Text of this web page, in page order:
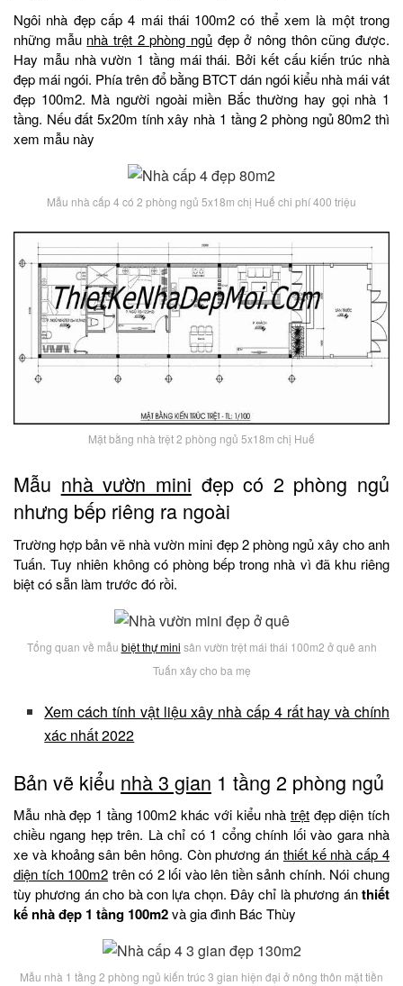
Ngôi nhà đẹp cấp 4 mái thái 100m2 có thể xem là một trong
những mẫu nhà trệt 2 phòng ngủ đẹp ở nông thôn cũng được.
Hay mẫu nhà vườn 1 tầng mái thái. Bởi kết cấu kiến trúc nhà
đẹp mái ngói. Phía trên đổ bằng BTCT dán ngói kiểu nhà mái vát
đẹp 100m2. Mà người ngoài miền Bắc thường hay gọi nhà 1
tầng. Nếu đất 5x20m tính xây nhà 1 tầng 2 phòng ngủ 80m2 thì
xem mẫu này
Mẫu nhà cấp 4 có 2 phòng ngủ 5x18m chị Huế chi phí 400 triệu
Mặt bằng nhà trệt 2 phòng ngủ 5x18m chị Huế
Mẫu nhà vườn mini đẹp có 2 phòng ngủ
nhưng bếp riêng ra ngoài
Trường hợp bản vẽ nhà vườn mini đẹp 2 phòng ngủ xây cho anh
Tuấn. Tuy nhiên không có phòng bếp trong nhà vì đã khu riêng
biệt có sẵn làm trước đó rồi.
Tổng quan về mẫu biệt thự mini sân vườn trệt mái thái 100m2 ở quê anh
Tuấn xây cho ba mẹ
Xem cách tính vật liệu xây nhà cấp 4 rất hay và chính
xác nhất 2022
Bản vẽ kiểu nhà 3 gian 1 tầng 2 phòng ngủ
Mẫu nhà đẹp 1 tầng 100m2 khác với kiểu nhà trệtđẹp diện tích
chiều ngang hẹp trên. Là chỉ có 1 cổng chính lối vào gara nhà
xe và khoảng sân bên hông. Còn phương án thiết kế nhà cấp 4
diện tích 100m2 trên có 2 lối vào lên tiền sảnh chính. Nói chung
tùy phương án cho bà con lựa chọn. Đây chỉ là phương ánthiết
kế nhà đẹp 1 tầng 100m2và gia đình Bác Thùy
Mẫu nhà 1 tầng 2 phòng ngủ kiến trúc 3 gian hiện đại ở nông thôn mặt tiền